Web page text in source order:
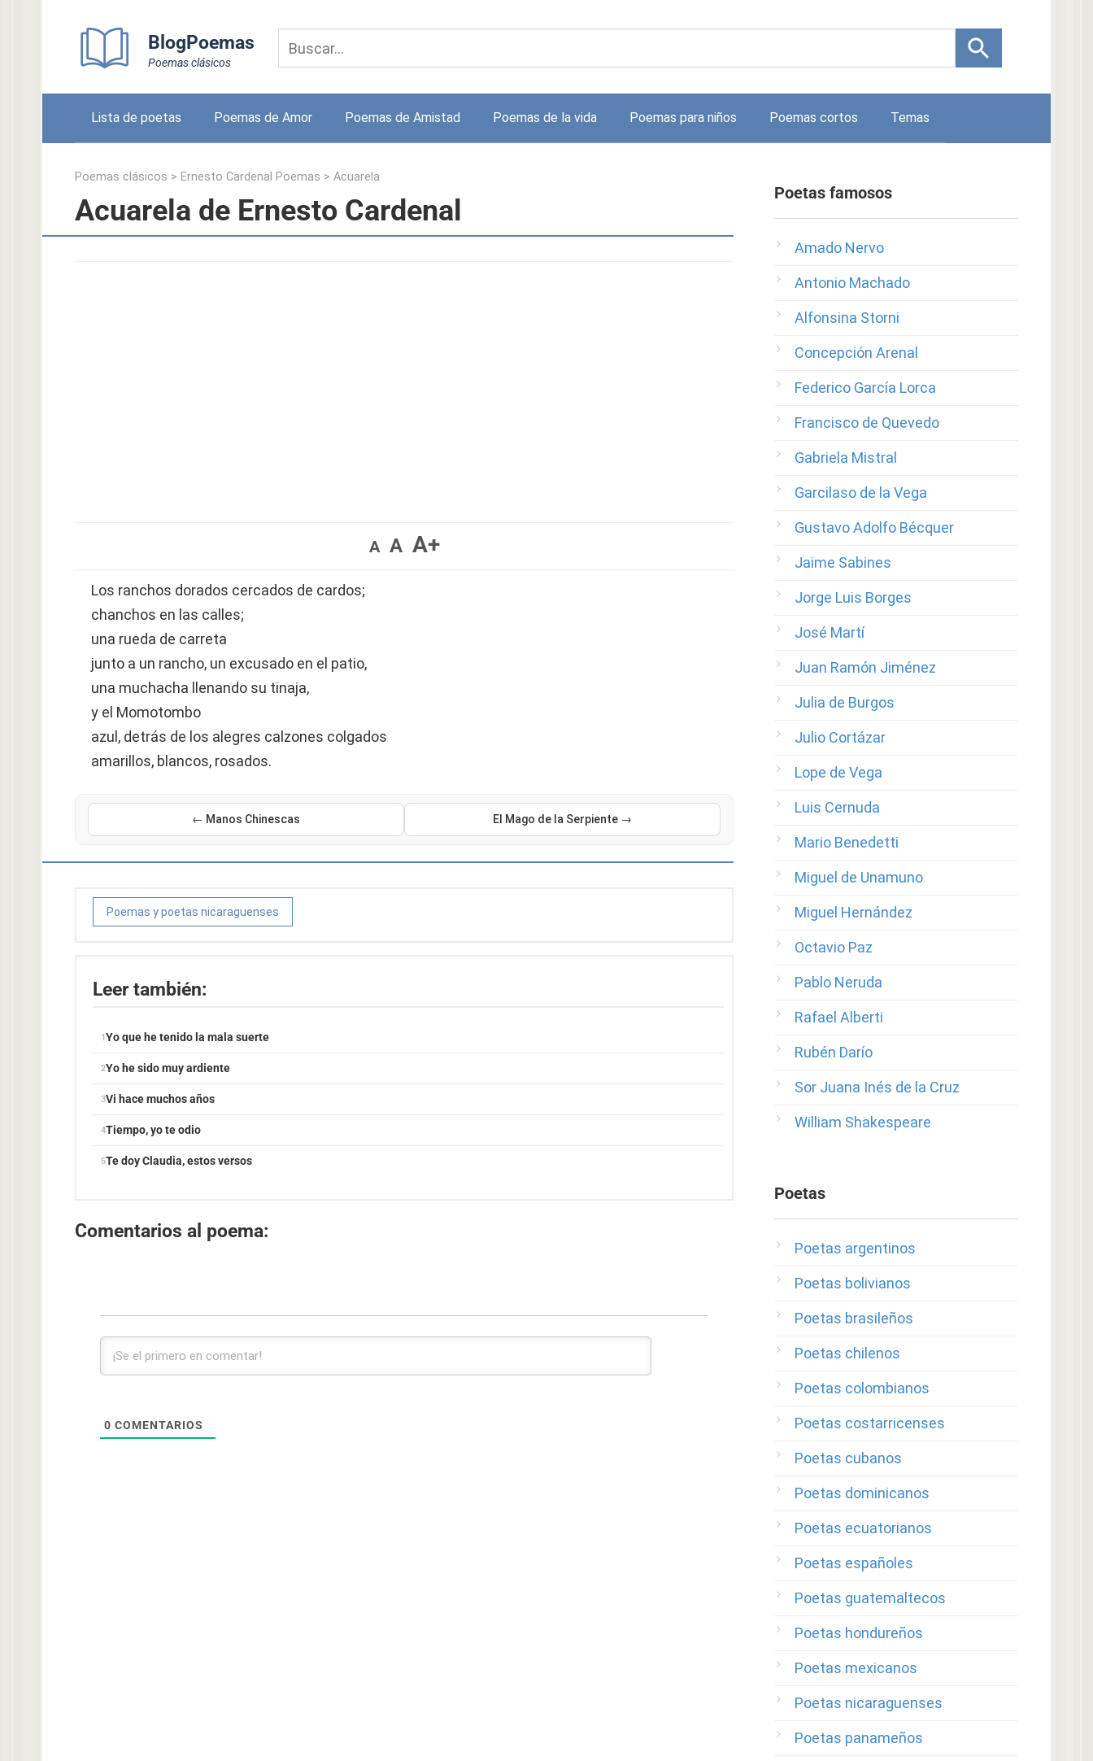
BlogPoemas
Poemas clásicos
Lista de poetas Poemas de Amor Poemas de Amistad Poemas de la vida Poemas para niños Poemas cortos Temas
Poemas clásicos > Ernesto Cardenal Poemas > Acuarela
Acuarela de Ernesto Cardenal
A A A+
Los ranchos dorados cercados de cardos;
chanchos en las calles;
una rueda de carreta
junto a un rancho, un excusado en el patio,
una muchacha llenando su tinaja,
y el Momotombo
azul, detrás de los alegres calzones colgados
amarillos, blancos, rosados.
← Manos Chinescas El Mago de la Serpiente →
Poemas y poetas nicaraguenses
Leer también:
Yo que he tenido la mala suerte
Yo he sido muy ardiente
Vi hace muchos años
Tiempo, yo te odio
Te doy Claudia, estos versos
Comentarios al poema:
0 COMENTARIOS
Poetas famosos
Amado Nervo
Antonio Machado
Alfonsina Storni
Concepción Arenal
Federico García Lorca
Francisco de Quevedo
Gabriela Mistral
Garcilaso de la Vega
Gustavo Adolfo Bécquer
Jaime Sabines
Jorge Luis Borges
José Martí
Juan Ramón Jiménez
Julia de Burgos
Julio Cortázar
Lope de Vega
Luis Cernuda
Mario Benedetti
Miguel de Unamuno
Miguel Hernández
Octavio Paz
Pablo Neruda
Rafael Alberti
Rubén Darío
Sor Juana Inés de la Cruz
William Shakespeare
Poetas
Poetas argentinos
Poetas bolivianos
Poetas brasileños
Poetas chilenos
Poetas colombianos
Poetas costarricenses
Poetas cubanos
Poetas dominicanos
Poetas ecuatorianos
Poetas españoles
Poetas guatemaltecos
Poetas hondureños
Poetas mexicanos
Poetas nicaraguenses
Poetas panameños